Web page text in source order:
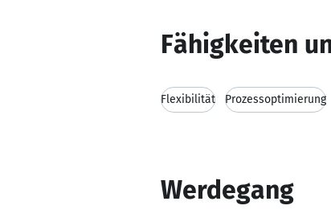
Fähigkeiten
Flexibilität Prozessoptimierung
Werdegang